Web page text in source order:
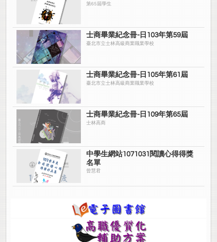
第65屆學生
士商畢業紀念冊-日103年第59屆
臺北市立士林高級商業職業學校
士商畢業紀念冊-日105年第61屆
臺北市立士林高級商業職業學校
士商畢業紀念冊-日109年第65屆
士林高商
中學生網站1071031閱讀心得得獎
名單
曾慧君